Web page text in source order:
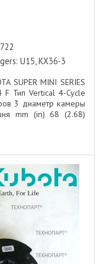
U15, KX36-3
SUPER MINI SERIES
Тип Vertical 4-Cycle
3 диаметр камеры
mm (in) 68 (2.68)